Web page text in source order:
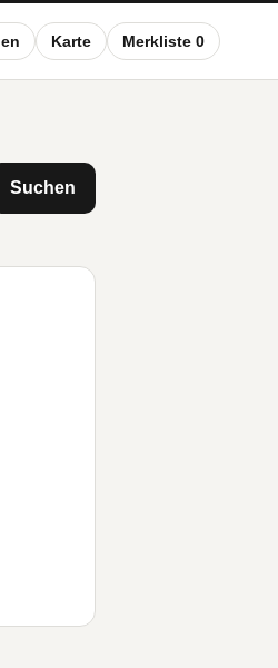
Karte Merkliste 0
Suchen